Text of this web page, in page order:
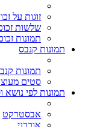
זוגות על
שלשות
תמונות
תמונות קנבס
תמונות
סטים
תמונות לפי נושא
אבסטרקט
אורבני